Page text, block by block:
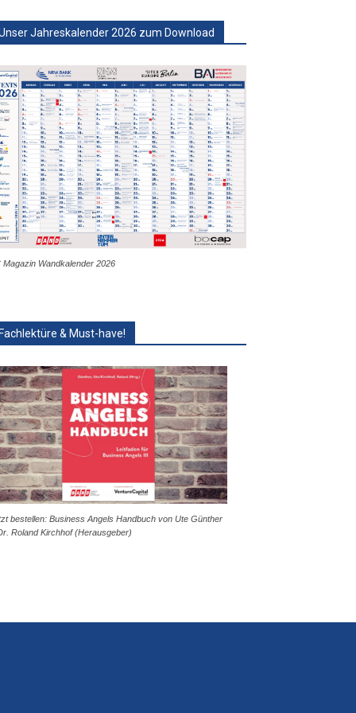
Jahreskalender 2026 zum Download
Magazin Wandkalender 2026
& Must-have!
bestellen: Business Angels Handbuch von Ute Günther
Roland Kirchhof (Herausgeber)